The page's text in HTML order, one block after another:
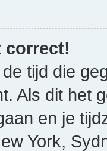
correct!
tijd die
Als dit het
en je
York,